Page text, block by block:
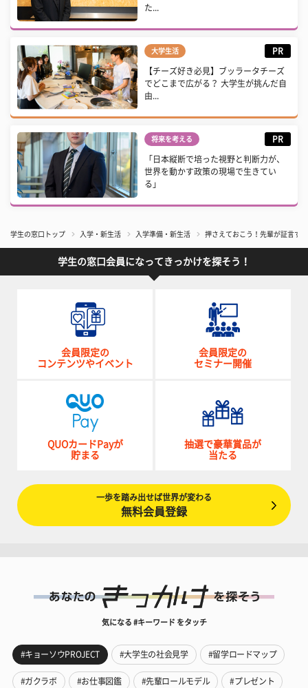
た...
大学生活 PR
【チーズ好き必見】ブッラータチーズ
でどこまで広がる？ 大学生が挑んだ自
由...
将来を考える PR
「日本縦断で培った視野と判断力が、
世界を動かす政策の現場で生きてい
る」
学生の窓口トップ 入学・新生活 入学準備・新生活 押さえておこう！先輩が証言す
学生の窓口会員になってきっかけを探そう！
会員限定の
コンテンツやイベント
会員限定の
セミナー開催
QUOカードPayが
貯まる
抽選で豪華賞品が
当たる
一歩を踏み出せば世界が変わる
無料会員登録
気になる #キーワード をタッチ
#キョーソウPROJECT #大学生の社会見学 #留学ロードマップ
#ガクラボ #お仕事図鑑 #先輩ロールモデル #プレゼント